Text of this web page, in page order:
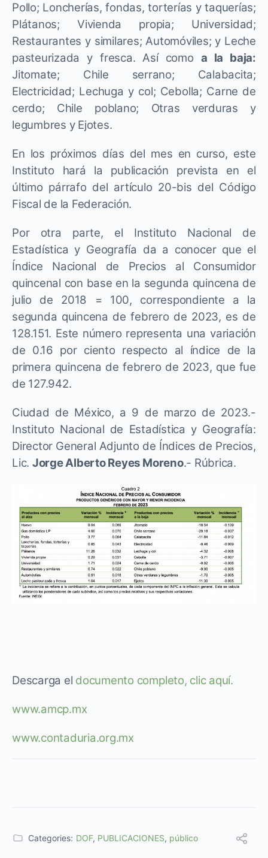
Pollo; Loncherías, fondas, torterías y taquerías;
Plátanos; Vivienda propia; Universidad;
Restaurantes y similares; Automóviles; y Leche
pasteurizada y fresca. Así como a la baja:
Jitomate; Chile serrano; Calabacita;
Electricidad; Lechuga y col; Cebolla; Carne de
cerdo; Chile poblano; Otras verduras y
legumbres y Ejotes.
En los próximos días del mes en curso, este
Instituto hará la publicación prevista en el
último párrafo del artículo 20-bis del Código
Fiscal de la Federación.
Por otra parte, el Instituto Nacional de
Estadística y Geografía da a conocer que el
Índice Nacional de Precios al Consumidor
quincenal con base en la segunda quincena de
julio de 2018 = 100, correspondiente a la
segunda quincena de febrero de 2023, es de
128.151. Este número representa una variación
de 0.16 por ciento respecto al índice de la
primera quincena de febrero de 2023, que fue
de 127.942.
Ciudad de México, a 9 de marzo de 2023.-
Instituto Nacional de Estadística y Geografía:
Director General Adjunto de Índices de Precios,
Lic. Jorge Alberto Reyes Moreno.- Rúbrica.
Descarga el documento completo, clic aquí.
www.amcp.mx
www.contaduria.org.mx
Categories: DOF, PUBLICACIONES, público